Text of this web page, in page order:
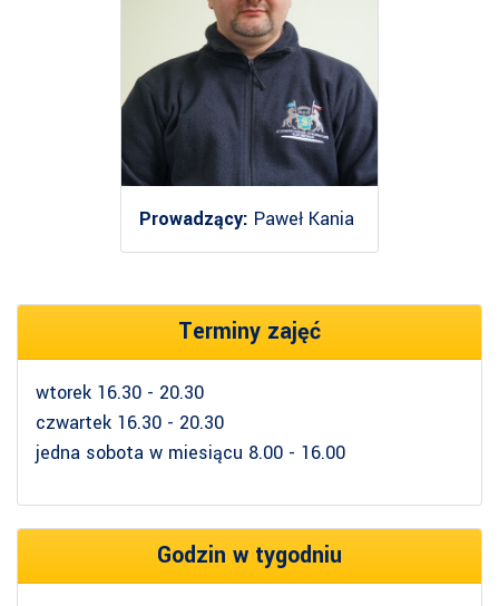
Prowadzący: Paweł Kania
Terminy zajęć
wtorek 16.30 - 20.30
czwartek 16.30 - 20.30
jedna sobota w miesiącu 8.00 - 16.00
Godzin w tygodniu